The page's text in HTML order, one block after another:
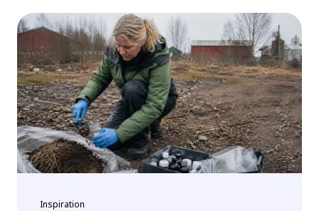
Inspiration